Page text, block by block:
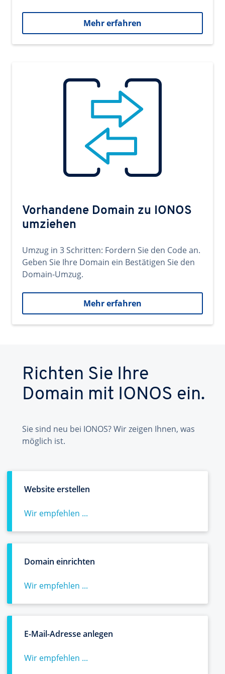
Mehr erfahren
Vorhandene Domain zu IONOS
umziehen
Umzug in 3 Schritten: Fordern Sie den Code an.
Geben Sie Ihre Domain ein Bestätigen Sie den
Domain-Umzug.
Mehr erfahren
Richten Sie Ihre
Domain mit IONOS ein.
Sie sind neu bei IONOS? Wir zeigen Ihnen, was
möglich ist.
Website erstellen
Wir empfehlen ...
Domain einrichten
Wir empfehlen ...
E-Mail-Adresse anlegen
Wir empfehlen ...